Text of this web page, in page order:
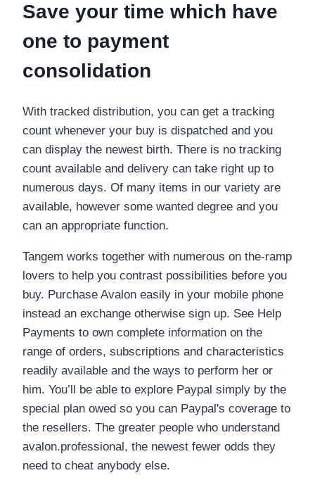
Save your time which have
one to payment
consolidation
With tracked distribution, you can get a tracking
count whenever your buy is dispatched and you
can display the newest birth. There is no tracking
count available and delivery can take right up to
numerous days. Of many items in our variety are
available, however some wanted degree and you
can an appropriate function.
Tangem works together with numerous on the-ramp
lovers to help you contrast possibilities before you
buy. Purchase Avalon easily in your mobile phone
instead an exchange otherwise sign up. See Help
Payments to own complete information on the
range of orders, subscriptions and characteristics
readily available and the ways to perform her or
him. You’ll be able to explore Paypal simply by the
special plan owed so you can Paypal's coverage to
the resellers. The greater people who understand
avalon.professional, the newest fewer odds they
need to cheat anybody else.